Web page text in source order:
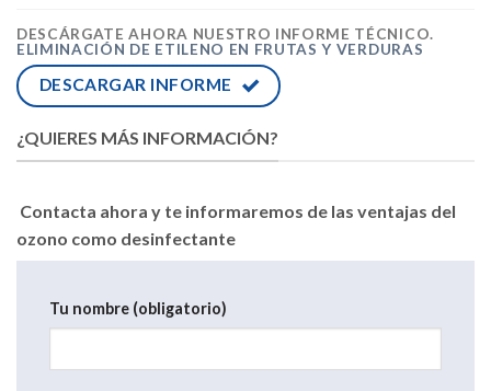
DESCÁRGATE AHORA NUESTRO INFORME TÉCNICO.
ELIMINACIÓN DE ETILENO EN FRUTAS Y VERDURAS
DESCARGAR INFORME
¿QUIERES MÁS INFORMACIÓN?
Contacta ahora y te informaremos de las ventajas del
ozono como desinfectante
Tu nombre (obligatorio)